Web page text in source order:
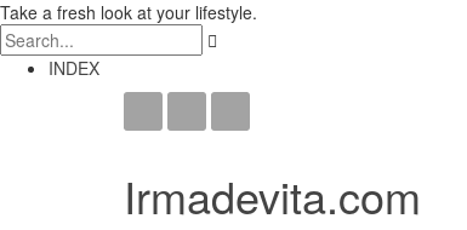
Take a fresh look at your lifestyle.
INDEX
Irmadevita.com